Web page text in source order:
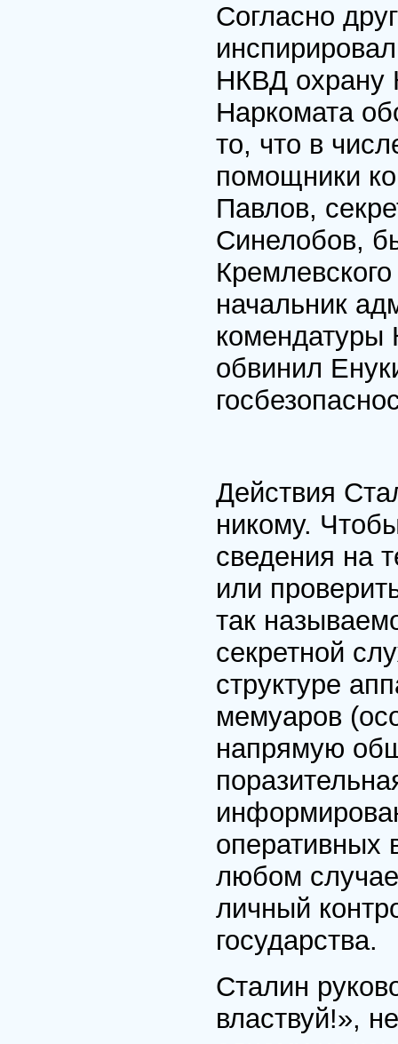
Согласно
НКВД охрану
Наркомата
то, что в
помощники
Павлов,
Синелобов,
начальник
обвинил
Действия
никому.
сведения на
или
так
секретной
структуре
мемуаров
напрямую
оперативных
любом случае
личный
государства.
Сталин
властвуй!»,